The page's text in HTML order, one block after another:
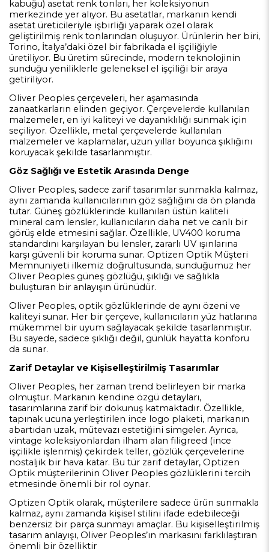
kabuğu) asetat renk tonları, her koleksiyonun
merkezinde yer alıyor. Bu asetatlar, markanın kendi
asetat üreticileriyle işbirliği yaparak özel olarak
geliştirilmiş renk tonlarından oluşuyor. Ürünlerin her biri,
Torino, İtalya’daki özel bir fabrikada el işçiliğiyle
üretiliyor. Bu üretim sürecinde, modern teknolojinin
sunduğu yeniliklerle geleneksel el işçiliği bir araya
getiriliyor.
Oliver Peoples çerçeveleri, her aşamasında
zanaatkarların elinden geçiyor. Çerçevelerde kullanılan
malzemeler, en iyi kaliteyi ve dayanıklılığı sunmak için
seçiliyor. Özellikle, metal çerçevelerde kullanılan
malzemeler ve kaplamalar, uzun yıllar boyunca şıklığını
koruyacak şekilde tasarlanmıştır.
Göz Sağlığı ve Estetik Arasında Denge
Oliver Peoples, sadece zarif tasarımlar sunmakla kalmaz,
aynı zamanda kullanıcılarının göz sağlığını da ön planda
tutar. Güneş gözlüklerinde kullanılan üstün kaliteli
mineral cam lensler, kullanıcıların daha net ve canlı bir
görüş elde etmesini sağlar. Özellikle, UV400 koruma
standardını karşılayan bu lensler, zararlı UV ışınlarına
karşı güvenli bir koruma sunar. Optizen Optik Müşteri
Memnuniyeti ilkemiz doğrultusunda, sunduğumuz her
Oliver Peoples güneş gözlüğü, şıklığı ve sağlıkla
buluşturan bir anlayışın ürünüdür.
Oliver Peoples, optik gözlüklerinde de aynı özeni ve
kaliteyi sunar. Her bir çerçeve, kullanıcıların yüz hatlarına
mükemmel bir uyum sağlayacak şekilde tasarlanmıştır.
Bu sayede, sadece şıklığı değil, günlük hayatta konforu
da sunar.
Zarif Detaylar ve Kişiselleştirilmiş Tasarımlar
Oliver Peoples, her zaman trend belirleyen bir marka
olmuştur. Markanın kendine özgü detayları,
tasarımlarına zarif bir dokunuş katmaktadır. Özellikle,
tapınak ucuna yerleştirilen ince logo plaketi, markanın
abartıdan uzak, mütevazı estetiğini simgeler. Ayrıca,
vintage koleksiyonlardan ilham alan filigreed (ince
işçilikle işlenmiş) çekirdek teller, gözlük çerçevelerine
nostaljik bir hava katar. Bu tür zarif detaylar, Optizen
Optik müşterilerinin Oliver Peoples gözlüklerini tercih
etmesinde önemli bir rol oynar.
Optizen Optik olarak, müşterilere sadece ürün sunmakla
kalmaz, aynı zamanda kişisel stilini ifade edebileceği
benzersiz bir parça sunmayı amaçlar. Bu kişiselleştirilmiş
tasarım anlayışı, Oliver Peoples’ın markasını farklılaştıran
önemli bir özelliktir